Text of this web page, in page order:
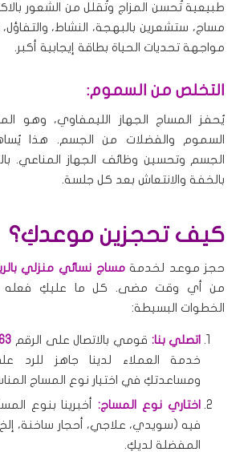
طبيعية تُحسن المزاج وتُقلل من الشعور
مساج، ستشعرين بالبهجة، النشاط،
مواجهة تحديات الحياة بطاقة إيجابية أكبر.
التخلص من السموم:
يُحفز المساج الجهاز الليمفاوي، وهو
السموم والفضلات من الجسم. هذا
الجسم وتحسين وظائف الجهاز المناعي.
بالخفة والانتعاش بعد كل جلسة.
كيف تحجزين موعدكِ؟
حجز موعد لخدمةمساج نسائي منزلي
من أي وقت مضى. كل ما عليكِ فعله
الخطوات البسيطة:
اتصلي بنا: قومي بالاتصال على الرقم
خدمة العملاء لدينا جاهز للرد
ومساعدتكِ في اختيار نوع المساج
اختاري نوع المساج:أخبرينا بنوع
فيه (سويدي، علاجي، أحجار ساخنة،
المفضلة لديكِ.